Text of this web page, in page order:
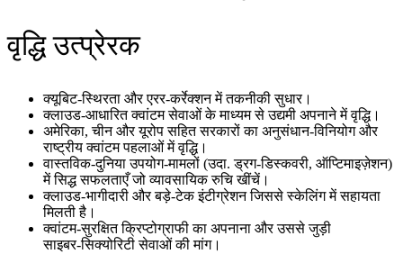
वृद्धि उत्प्रेरक
क्यूबिट‑स्थिरता और एरर‑कर्रेक्शन में तकनीकी सुधार।
क्लाउड‑आधारित क्वांटम सेवाओं के माध्यम से उद्यमी अपनाने में वृद्धि।
अमेरिका, चीन और यूरोप सहित सरकारों का अनुसंधान‑विनियोग और
राष्ट्रीय क्वांटम पहलाओं में वृद्धि।
वास्तविक‑दुनिया उपयोग‑मामलों (उदा. ड्रग‑डिस्कवरी, ऑप्टिमाइज़ेशन)
में सिद्ध सफलताएँ जो व्यावसायिक रुचि खींचें।
क्लाउड‑भागीदारी और बड़े‑टेक इंटीग्रेशन जिससे स्केलिंग में सहायता
मिलती है।
क्वांटम‑सुरक्षित क्रिप्टोग्राफी का अपनाना और उससे जुड़ी
साइबर‑सिक्योरिटी सेवाओं की मांग।